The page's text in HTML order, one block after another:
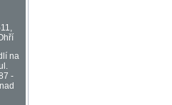
na
-